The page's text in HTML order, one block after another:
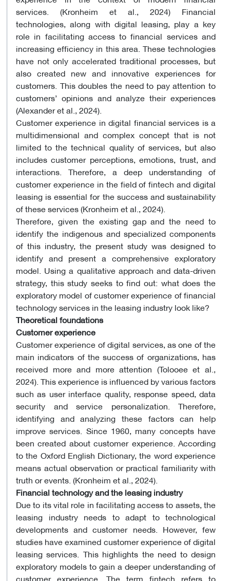
services. (Kronheim et al., 2024) Financial
technologies, along with digital leasing, play a key
role in facilitating access to financial services and
increasing efficiency in this area. These technologies
have not only accelerated traditional processes, but
also created new and innovative experiences for
customers. This doubles the need to pay attention to
customers’ opinions and analyze their experiences
(Alexander et al., 2024).
Customer experience in digital financial services is a
multidimensional and complex concept that is not
limited to the technical quality of services, but also
includes customer perceptions, emotions, trust, and
interactions. Therefore, a deep understanding of
customer experience in the field of fintech and digital
leasing is essential for the success and sustainability
of these services (Kronheim et al., 2024).
Therefore, given the existing gap and the need to
identify the indigenous and specialized components
of this industry, the present study was designed to
identify and present a comprehensive exploratory
model. Using a qualitative approach and data-driven
strategy, this study seeks to find out: what does the
exploratory model of customer experience of financial
technology services in the leasing industry look like?
Theoretical foundations
Customer experience
Customer experience of digital services, as one of the
main indicators of the success of organizations, has
received more and more attention (Tolooee et al.,
2024). This experience is influenced by various factors
such as user interface quality, response speed, data
security and service personalization. Therefore,
identifying and analyzing these factors can help
improve services. Since 1960, many concepts have
been created about customer experience. According
to the Oxford English Dictionary, the word experience
means actual observation or practical familiarity with
truth or events. (Kronheim et al., 2024).
Financial technology and the leasing industry
Due to its vital role in facilitating access to assets, the
leasing industry needs to adapt to technological
developments and customer needs. However, few
studies have examined customer experience of digital
leasing services. This highlights the need to design
exploratory models to gain a deeper understanding of
customer experience. The term fintech refers to